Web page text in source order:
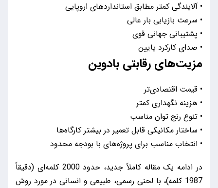
• آلایندگی کمتر مطابق استانداردهای اروپایی
• سرعت بازیابی بار عالی
• پشتیبانی جهانی قوی
• صدای کارکرد پایین
مزیت‌های رقابتی بادوین
• قیمت اقتصادی‌تر
• هزینه نگهداری کمتر
• تنوع رنج توان مناسب
• ساختار مکانیکی قابل تعمیر در بیشتر کارگاه‌ها
• انتخاب مناسب برای پروژه‌های با بودجه محدود
در ادامه یک مقاله کاملاً جدید، حدود 2000 کلمه‌ای (دقیقاً
1987 کلمه)، با لحنی رسمی، طبیعی و انسانی در مورد روش